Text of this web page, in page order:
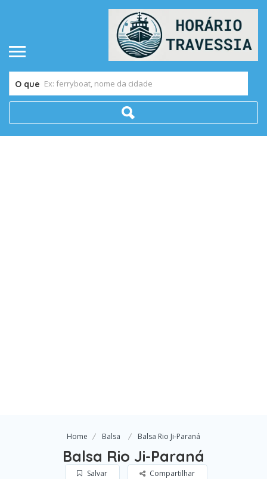
O que
Home Balsa Balsa Rio Ji-Paraná
Balsa Rio Ji-Paraná
Salvar Compartilhar